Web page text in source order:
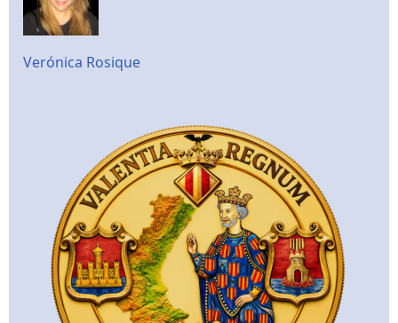
Verónica Rosique